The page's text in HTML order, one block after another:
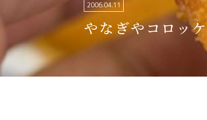
やなぎやコロッケ
2006.04.11